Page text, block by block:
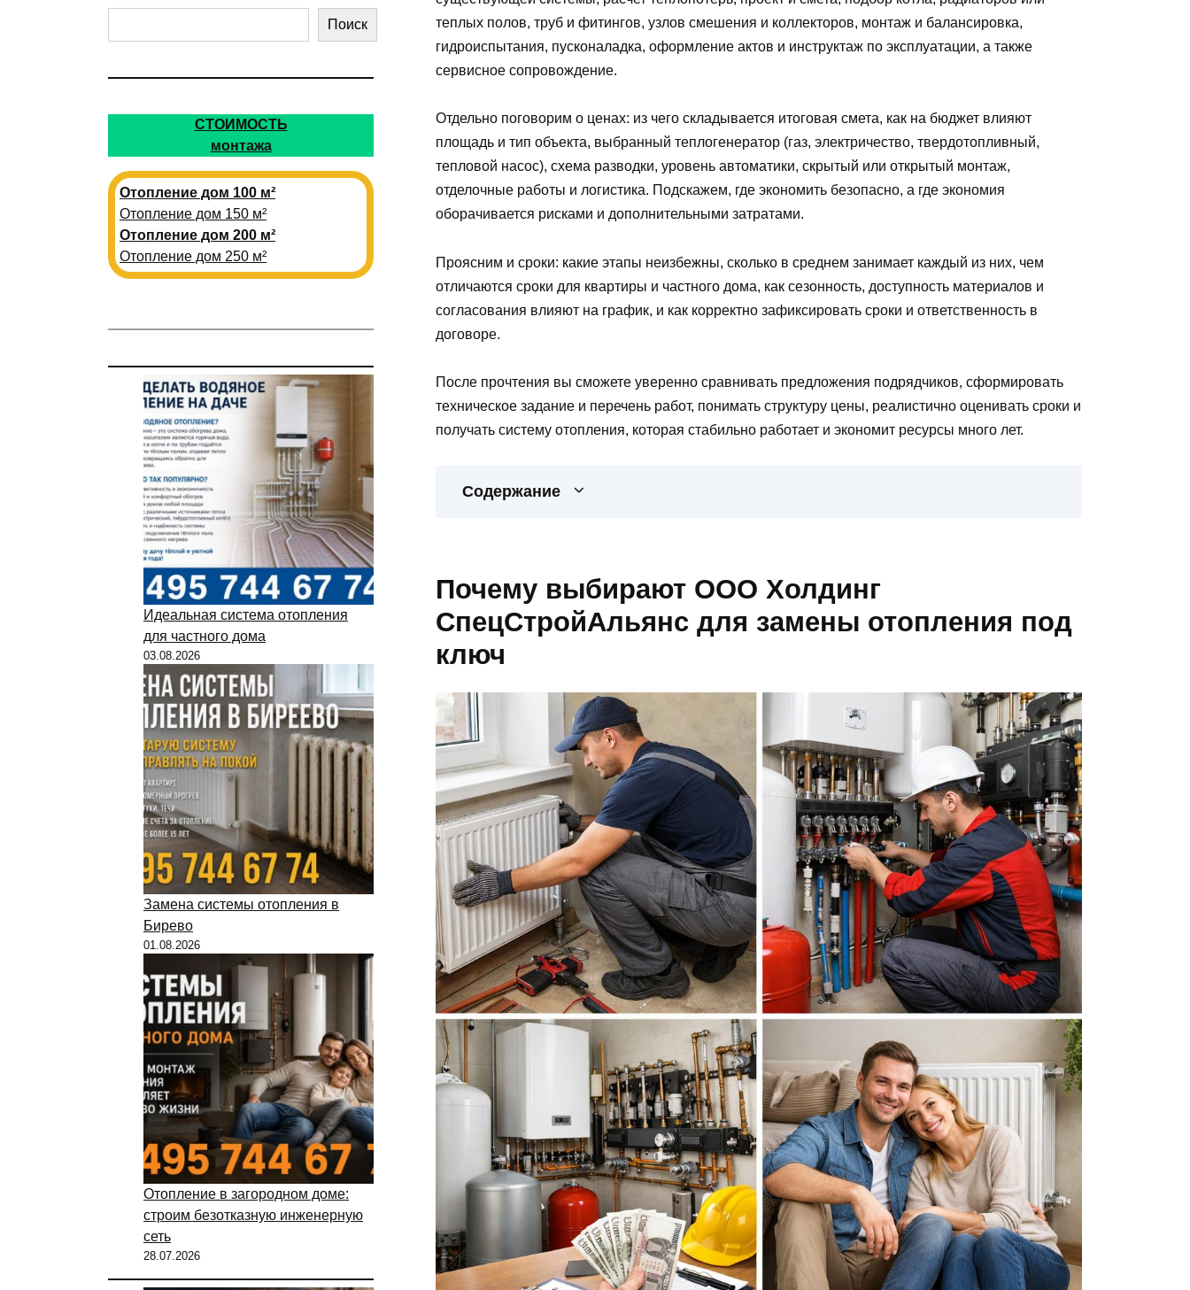
теплых полов, труб и фитингов, узлов смешения и коллекторов, монтаж и балансировка,
гидроиспытания, пусконаладка, оформление актов и инструктаж по эксплуатации, а также
сервисное сопровождение.
Отдельно поговорим о ценах: из чего складывается итоговая смета, как на бюджет влияют
площадь и тип объекта, выбранный теплогенератор (газ, электричество, твердотопливный,
тепловой насос), схема разводки, уровень автоматики, скрытый или открытый монтаж,
отделочные работы и логистика. Подскажем, где экономить безопасно, а где экономия
оборачивается рисками и дополнительными затратами.
Проясним и сроки: какие этапы неизбежны, сколько в среднем занимает каждый из них, чем
отличаются сроки для квартиры и частного дома, как сезонность, доступность материалов и
согласования влияют на график, и как корректно зафиксировать сроки и ответственность в
договоре.
После прочтения вы сможете уверенно сравнивать предложения подрядчиков, сформировать
техническое задание и перечень работ, понимать структуру цены, реалистично оценивать сроки и
получать систему отопления, которая стабильно работает и экономит ресурсы много лет.
Содержание
Почему выбирают ООО Холдинг
СпецСтройАльянс для замены отопления под
ключ
Поиск
СТОИМОСТЬ
монтажа
Отопление дом 100 м²
Отопление дом 150 м²
Отопление дом 200 м²
Отопление дом 250 м²
Идеальная система отопления
для частного дома
03.08.2026
Замена системы отопления в
Бирево
01.08.2026
Отопление в загородном доме:
строим безотказную инженерную
сеть
28.07.2026